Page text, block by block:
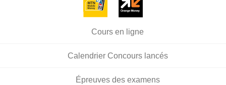
Cours en ligne
Calendrier Concours lancés
Épreuves des examens